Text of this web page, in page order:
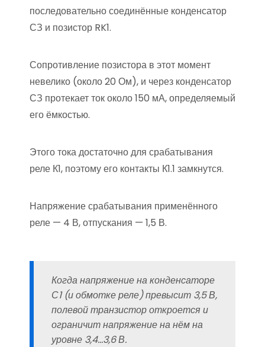
последовательно соединённые конденсатор
СЗ и позистор RK1.
Сопротивление позистора в этот момент
невелико (около 20 Ом), и через конденсатор
СЗ протекает ток около 150 мА, определяемый
его ёмкостью.
Этого тока достаточно для срабатывания
реле К1, поэтому его контакты К1.1 замкнутся.
Напряжение срабатывания применённого
реле — 4 В, отпускания — 1,5 В.
Когда напряжение на конденсаторе
С1 (и обмотке реле) превысит 3,5 В,
полевой транзистор откроется и
ограничит напряжение на нём на
уровне 3,4…3,6 В.